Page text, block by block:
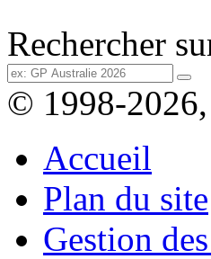
Rechercher
© 1998-
Accueil
Plan du site
Gestion